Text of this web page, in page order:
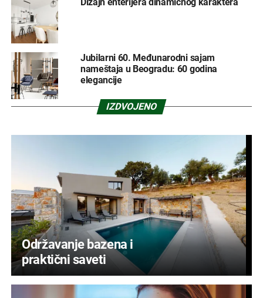
Jubilarni 60. Međunarodni sajam
nameštaja u Beogradu: 60 godina
elegancije
IZDVOJENO
Održavanje bazena i
praktični saveti